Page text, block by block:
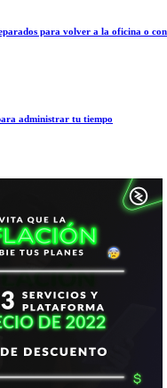
para volver a la oficina o
administrar tu tiempo